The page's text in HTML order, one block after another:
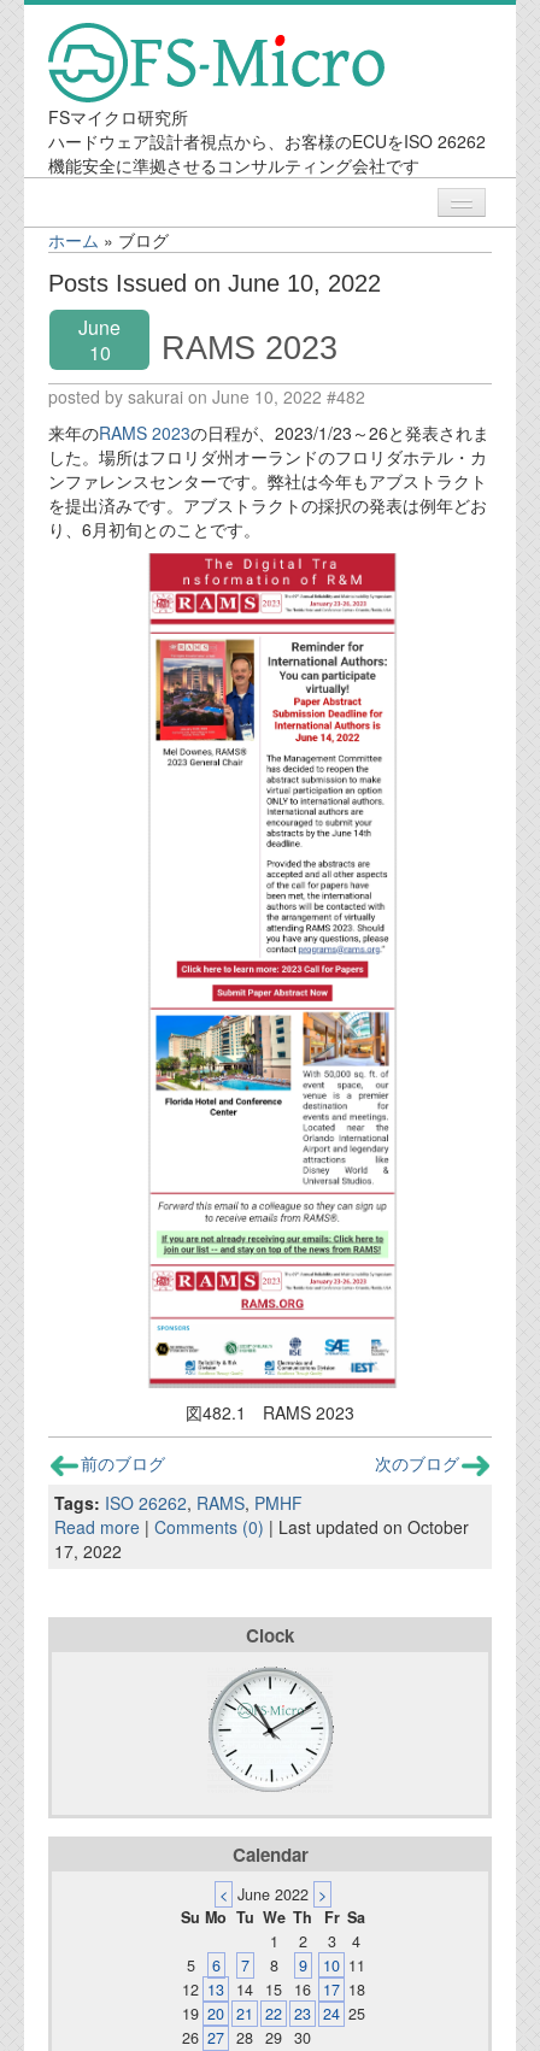
FSマイクロ研究所
ハードウェア設計者視点から、お客様のECUをISO 26262
機能安全に準拠させるコンサルティング会社です
ニュース
業務内容
機能安全コンサルティング
会社案内
会社概要
代表ご挨拶
ブログテーマ
ご希望の方は、お問い合わせページから
資料閲覧パスワードをお問い合わせ頂き
ログインをお願い致します。アカウント
設計用語集
オンラインショップ
お問い合わせ
お問い合わせフォーム
ホーム » ブログ
Posts Issued on June 10, 2022
June
10
RAMS 2023
posted by sakurai on June 10, 2022 #482
来年のRAMS 2023の日程が、2023/1/23～26と発表されま
した。場所はフロリダ州オーランドのフロリダホテル・カ
ンファレンスセンターです。弊社は今年もアブストラクト
を提出済みです。アブストラクトの採択の発表は例年どお
り、6月初旬とのことです。
図482.1 RAMS 2023
前のブログ
次のブログ
Tags: ISO 26262, RAMS, PMHF
Read more | Comments (0) | Last updated on October
17, 2022
Clock
Calendar
< June 2022 >
Su Mo Tu We Th Fr Sa
1
2 3
4
5
6 7 8 9 10 11
12 13 14 15 16 17 18
19 20 21 22 23 24 25
26 27 28 29 30